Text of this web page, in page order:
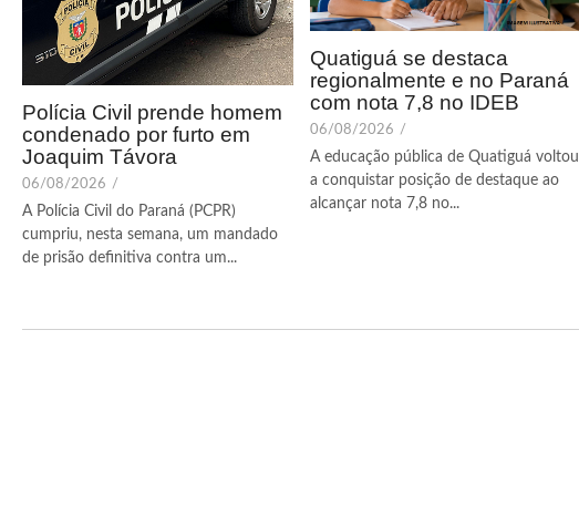
Polícia Civil prende homem
condenado por furto em
Joaquim Távora
06/08/2026 /
A Polícia Civil do Paraná (PCPR)
cumpriu, nesta semana, um mandado
de prisão definitiva contra um...
Quatiguá se destaca
regionalmente e no Paraná
com nota 7,8 no IDEB
06/08/2026 /
A educação pública de Quatiguá voltou
a conquistar posição de destaque ao
alcançar nota 7,8 no...